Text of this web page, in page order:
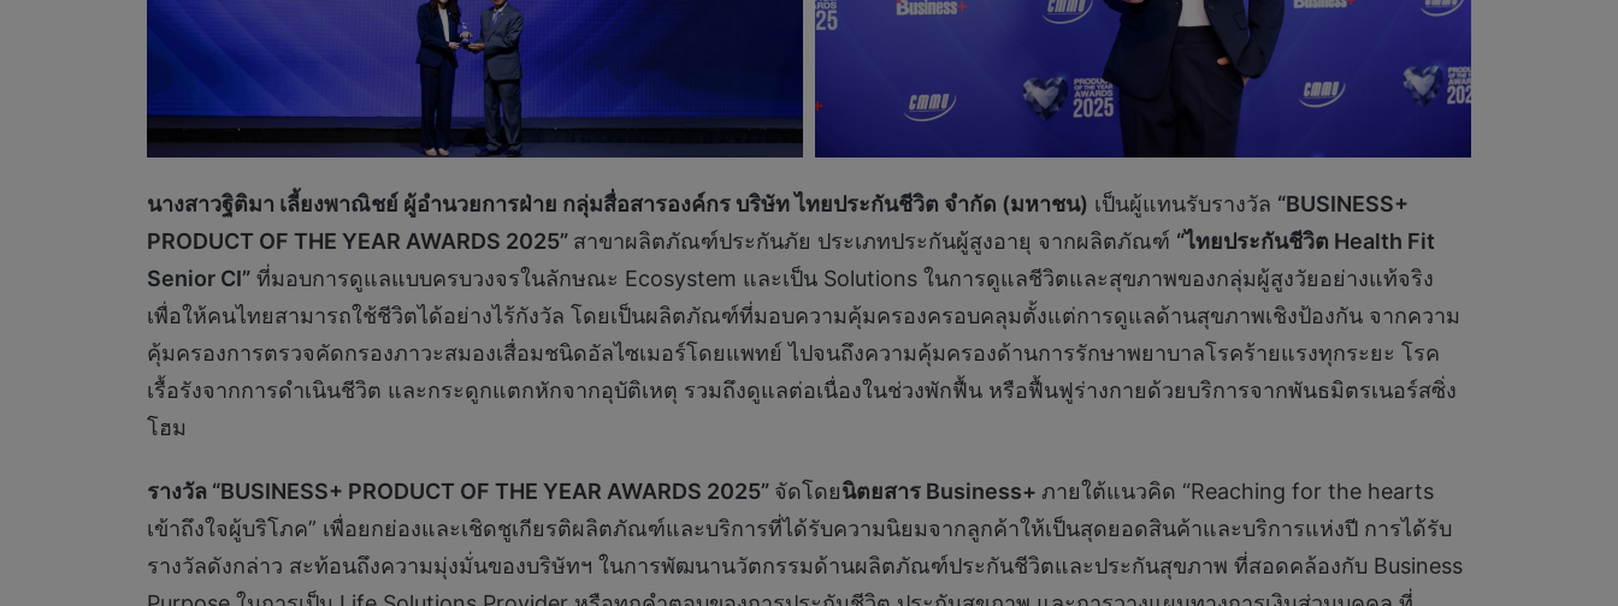
นางสาวฐิติมา เลี้ยงพาณิชย์ ผู้อำนวยการฝ่าย กลุ่มสื่อสารองค์กร บริษัท ไทยประกันชีวิต จำกัด (มหาชน) เป็นผู้แทนรับรางวัล “BUSINESS+
PRODUCT OF THE YEAR AWARDS 2025” สาขาผลิตภัณฑ์ประกันภัย ประเภทประกันผู้สูงอายุ จากผลิตภัณฑ์ “ไทยประกันชีวิต Health Fit
Senior CI” ที่มอบการดูแลแบบครบวงจรในลักษณะ Ecosystem และเป็น Solutions ในการดูแลชีวิตและสุขภาพของกลุ่มผู้สูงวัยอย่างแท้จริง
เพื่อให้คนไทยสามารถใช้ชีวิตได้อย่างไร้กังวัล โดยเป็นผลิตภัณฑ์ที่มอบความคุ้มครองครอบคลุมตั้งแต่การดูแลด้านสุขภาพเชิงป้องกัน จากความ
คุ้มครองการตรวจคัดกรองภาวะสมองเสื่อมชนิดอัลไซเมอร์โดยแพทย์ ไปจนถึงความคุ้มครองด้านการรักษาพยาบาลโรคร้ายแรงทุกระยะ โรค
เรื้อรังจากการดำเนินชีวิต และกระดูกแตกหักจากอุบัติเหตุ รวมถึงดูแลต่อเนื่องในช่วงพักฟื้น หรือฟื้นฟูร่างกายด้วยบริการจากพันธมิตรเนอร์สซิ่ง
โฮม
รางวัล “BUSINESS+ PRODUCT OF THE YEAR AWARDS 2025” จัดโดยนิตยสาร Business+ ภายใต้แนวคิด “Reaching for the hearts
เข้าถึงใจผู้บริโภค” เพื่อยกย่องและเชิดชูเกียรติผลิตภัณฑ์และบริการที่ได้รับความนิยมจากลูกค้าให้เป็นสุดยอดสินค้าและบริการแห่งปี การได้รับ
รางวัลดังกล่าว สะท้อนถึงความมุ่งมั่นของบริษัทฯ ในการพัฒนานวัตกรรมด้านผลิตภัณฑ์ประกันชีวิตและประกันสุขภาพ ที่สอดคล้องกับ Business